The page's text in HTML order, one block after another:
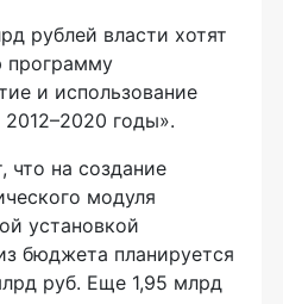
рублей власти хотят
программу
и использование
годы».
что на создание
модуля
установкой
бюджета планируется
руб. Еще 1,95 млрд